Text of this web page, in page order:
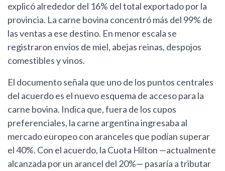
explicó alrededor del 16% del total exportado por la
provincia. La carne bovina concentró más del 99% de
las ventas a ese destino. En menor escala se
registraron envíos de miel, abejas reinas, despojos
comestibles y vinos.
El documento señala que uno de los puntos centrales
del acuerdo es el nuevo esquema de acceso para la
carne bovina. Indica que, fuera de los cupos
preferenciales, la carne argentina ingresaba al
mercado europeo con aranceles que podían superar
el 40%. Con el acuerdo, la Cuota Hilton —actualmente
alcanzada por un arancel del 20%— pasaría a tributar